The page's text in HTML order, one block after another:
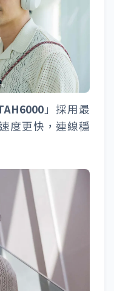
」採用最
度更快，連線穩